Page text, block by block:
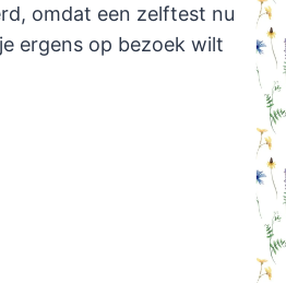
omdat een zelftest nu
je ergens op bezoek wilt